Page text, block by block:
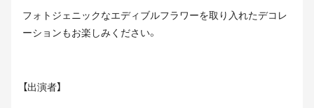
フォトジェニックなエディブルフラワーを取り入れたデコレ
ーションもお楽しみください。
【出演者】